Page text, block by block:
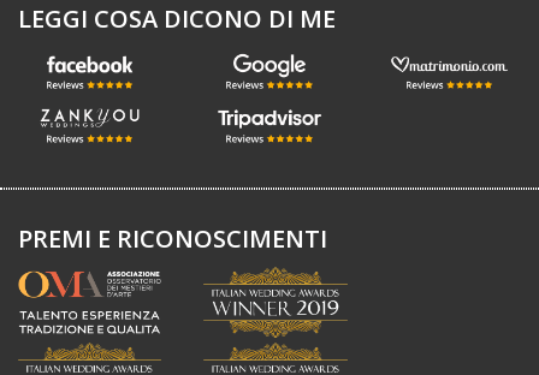
LEGGI COSA DICONO DI ME
PREMI E RICONOSCIMENTI